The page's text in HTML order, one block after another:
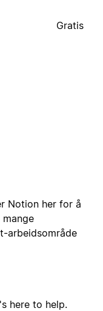
Gratis
Notion her for å
mange
arbeidsområde
here to help.